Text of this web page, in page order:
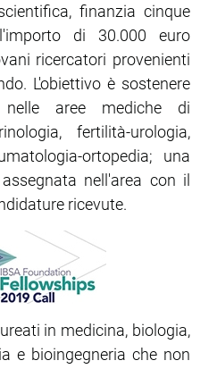
finanzia cinque
di 30.000 euro
ricercatori provenienti
L'obiettivo è sostenere
aree mediche di
fertilità-urologia,
ortopedia; una
nell'area con il
ricevute.
in medicina, biologia,
e bioingegneria che non